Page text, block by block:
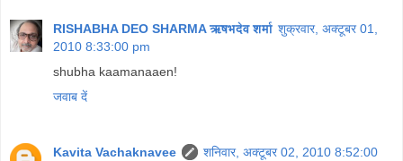
RISHABHA DEO SHARMA ऋषभदेव शर्मा शुक्रवार, अक्टूबर 01,
2010 8:33:00 pm
shubha kaamanaaen!
जवाब दें
Kavita Vachaknavee
शनिवार, अक्टूबर 02, 2010 8:52:00